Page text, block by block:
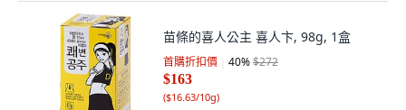
苗條的喜人公主 喜人卞, 98g, 1盒
首購折扣價 40%$272
$163
($16.63/10g)